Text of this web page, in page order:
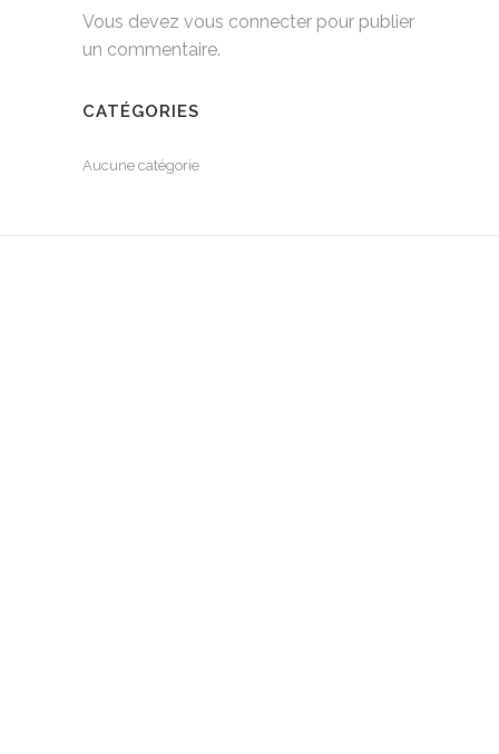
Vous devez vous connecter pour publier
un commentaire.
CATÉGORIES
Aucune catégorie